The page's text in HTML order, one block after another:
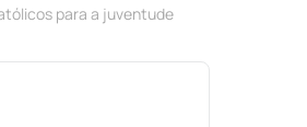
para a juventude